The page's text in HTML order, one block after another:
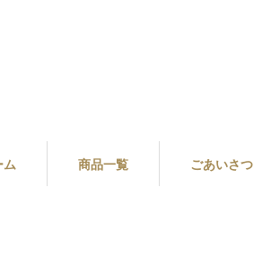
商品一覧 ごあいさつ